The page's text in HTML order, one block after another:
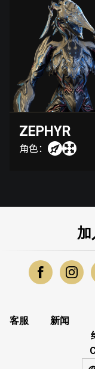
ZEPHYR
角色：
加
客服 新闻